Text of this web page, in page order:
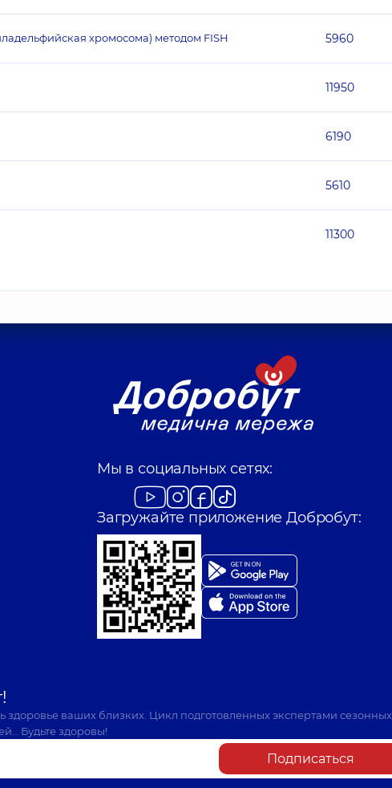
хромосома) методом FISH 5960
11950
6190
5610
11300
Мы в социальных сетях:
Загружайте приложение Добробут:
ваших близких. Цикл подготовленных экспертами сезонных
Будьте здоровы!
Подписаться